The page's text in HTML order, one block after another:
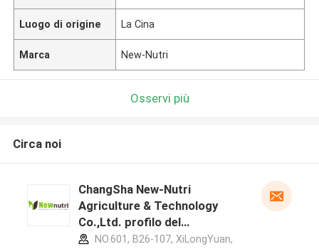
Luogo di origine La Cina
Marca New-Nutri
Osservi più
Circa noi
ChangSha New-Nutri
Agriculture & Technology
Co.,Ltd. profilo del
produttore
NO.601, B26-107, XiLongYuan,